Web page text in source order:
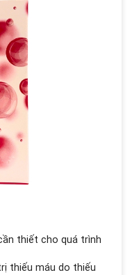
thiết cho quá trình
thiếu máu do thiếu